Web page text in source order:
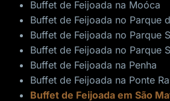
Buffet de Feijoada na Moóca
Buffet de Feijoada no Parque
Buffet de Feijoada no Parque
Buffet de Feijoada no Parque
Buffet de Feijoada na Penha
Buffet de Feijoada na Ponte
Buffet de Feijoada em São